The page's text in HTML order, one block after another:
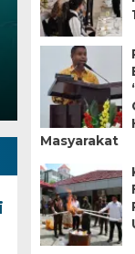
Friday, 15
Masyarakat